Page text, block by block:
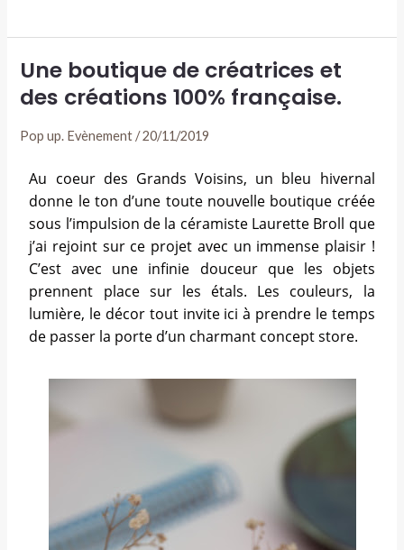
Une boutique de créatrices et
des créations 100% française.
Pop up. Evènement/20/11/2019
Au coeur des Grands Voisins, un bleu hivernal
donne le ton d’une toute nouvelle boutique créée
sous l’impulsion de la céramiste Laurette Broll que
j’ai rejoint sur ce projet avec un immense plaisir !
C’est avec une infinie douceur que les objets
prennent place sur les étals. Les couleurs, la
lumière, le décor tout invite ici à prendre le temps
de passer la porte d’un charmant concept store.